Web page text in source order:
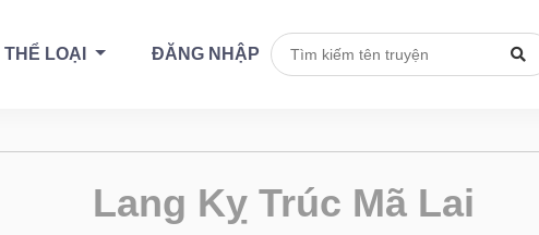
THỂ LOẠI ĐĂNG NHẬP
Lang Kỵ Trúc Mã Lai